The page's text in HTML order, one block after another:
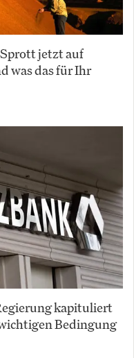
jetzt auf
was das für Ihr
kapituliert
Bedingung